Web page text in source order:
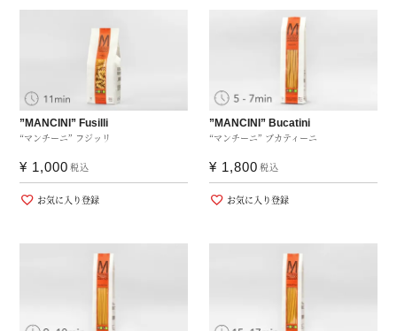
“マンチーニ” フジッリ
”MANCINI” Fusilli
¥ 1,000 税込
お気に入り登録
“マンチーニ” ブカティーニ
”MANCINI” Bucatini
¥ 1,800 税込
お気に入り登録